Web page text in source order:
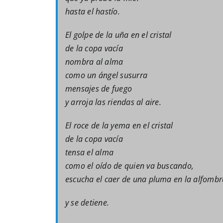
hasta el hastío.
El golpe de la uña en el cristal
de la copa vacía
nombra al alma
como un ángel susurra
mensajes de fuego
y arroja las riendas al aire.
El roce de la yema en el cristal
de la copa vacía
tensa el alma
como el oído de quien va buscando,
escucha el caer de una pluma en la
y se detiene.